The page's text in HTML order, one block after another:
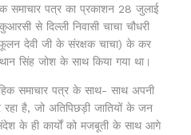
समाचार पत्र का प्रकाशन 28 जुलाई
से दिल्ली निवासी चाचा चौधरी
देवी जी के संरक्षक चाचा) के कर
सिंह जोश के साथ किया गया था।
समाचार पत्र के साथ- साथ अपनी
रहा है, जो अतिपिछड़ी जातियों के जन
के ही कार्यों को मजबूती के साथ आगे